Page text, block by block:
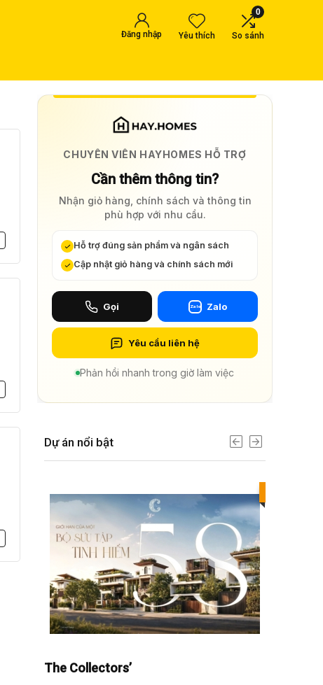
Đăng nhập Yêu thích
0
So sánh
CHUYÊN VIÊN HAYHOMES HỖ TRỢ
Cần thêm thông tin?
Nhận giỏ hàng, chính sách và thông tin
phù hợp với nhu cầu.
Hỗ trợ đúng sản phẩm và ngân sách
Cập nhật giỏ hàng và chính sách mới
Gọi Zalo Zalo
Yêu cầu liên hệ
Phản hồi nhanh trong giờ làm việc
Dự án nổi bật
The Collectors’